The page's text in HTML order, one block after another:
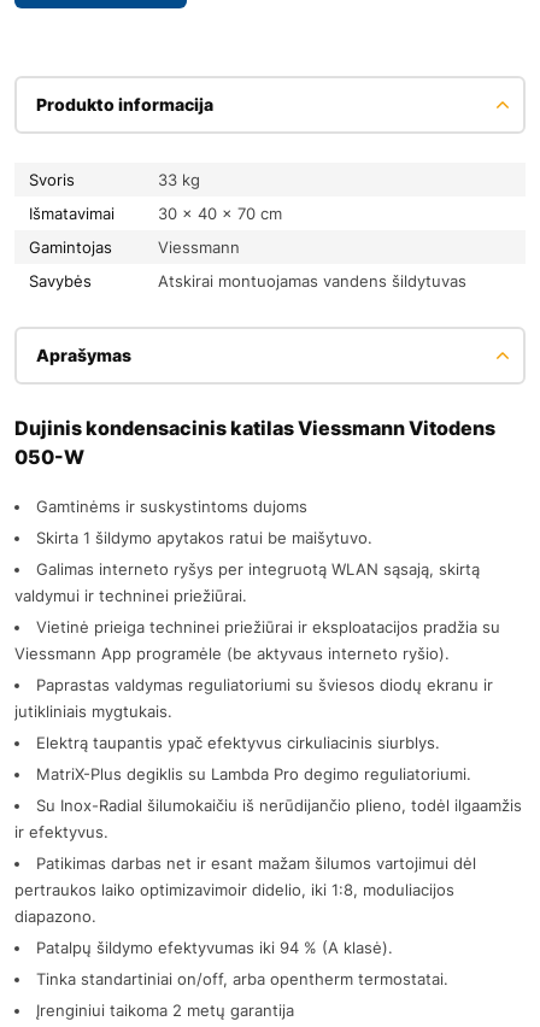
Produkto informacija
Svoris
33 kg
Išmatavimai
30 × 40 × 70 cm
Gamintojas
Viessmann
Savybės
Atskirai montuojamas vandens šildytuvas
Aprašymas
Dujinis kondensacinis katilas Viessmann Vitodens
050-W
Gamtinėms ir suskystintoms dujoms
Skirta 1 šildymo apytakos ratui be maišytuvo.
Galimas interneto ryšys per integruotą WLAN sąsają, skirtą
valdymui ir techninei priežiūrai.
Vietinė prieiga techninei priežiūrai ir eksploatacijos pradžia su
Viessmann App programėle (be aktyvaus interneto ryšio).
Paprastas valdymas reguliatoriumi su šviesos diodų ekranu ir
jutikliniais mygtukais.
Elektrą taupantis ypač efektyvus cirkuliacinis siurblys.
MatriX-Plus degiklis su Lambda Pro degimo reguliatoriumi.
Su Inox-Radial šilumokaičiu iš nerūdijančio plieno, todėl ilgaamžis
ir efektyvus.
Patikimas darbas net ir esant mažam šilumos vartojimui dėl
pertraukos laiko optimizavimoir didelio, iki 1:8, moduliacijos
diapazono.
Patalpų šildymo efektyvumas iki 94 % (A klasė).
Tinka standartiniai on/off, arba opentherm termostatai.
Įrenginiui taikoma 2 metų garantija